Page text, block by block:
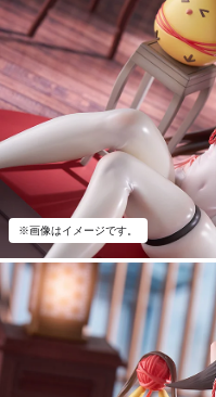
※画像はイメージです。